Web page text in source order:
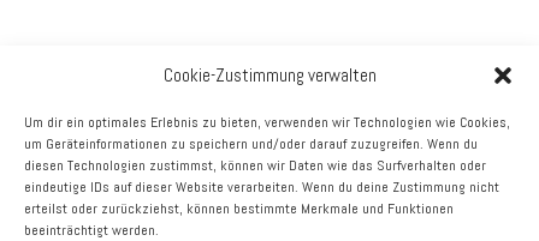
Cookie-Zustimmung verwalten
Um dir ein optimales Erlebnis zu bieten, verwenden wir Technologien wie Cookies,
um Geräteinformationen zu speichern und/oder darauf zuzugreifen. Wenn du
diesen Technologien zustimmst, können wir Daten wie das Surfverhalten oder
eindeutige IDs auf dieser Website verarbeiten. Wenn du deine Zustimmung nicht
erteilst oder zurückziehst, können bestimmte Merkmale und Funktionen
beeinträchtigt werden.
29342 Wienhausen
vermietbare Fläche
985 m²
Vermietungsstand
100%
Größte Mieter
PENNY